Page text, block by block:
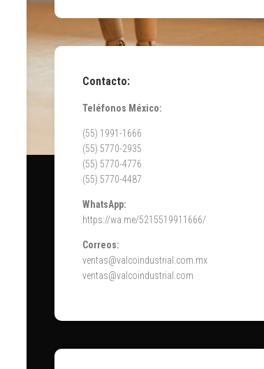
Contacto:
Teléfonos México:
(55) 1991-1666
(55) 5770-2935
(55) 5770-4776
(55) 5770-4487
WhatsApp:
https://wa.me/5215519911666/
Correos:
ventas@valcoindustrial.com.mx
ventas@valcoindustrial.com